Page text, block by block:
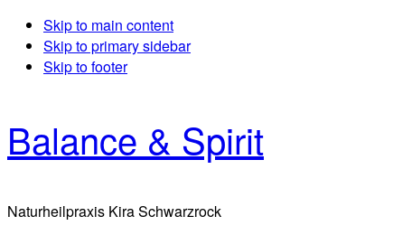
Skip to main content
Skip to primary sidebar
Skip to footer
Balance & Spirit
Naturheilpraxis Kira Schwarzrock